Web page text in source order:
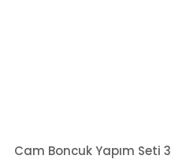
Cam Boncuk Yapım Seti 3